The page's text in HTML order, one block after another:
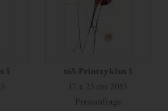
5
t65-Printzyklus 5
17 x 23 cm 2015
Preisanfrage